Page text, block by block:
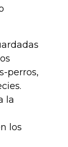
perros,
la
los